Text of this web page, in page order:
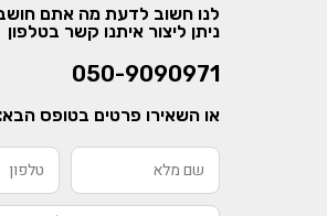
לנו חשוב לדעת מה אתם
ניתן ליצור איתנו קשר בטלפון
050-9090971
או השאירו פרטים בטופס הבא: